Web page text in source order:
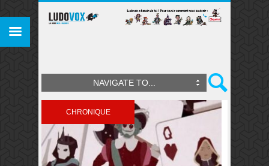
NAVIGATE TO...
CHRONIQUE